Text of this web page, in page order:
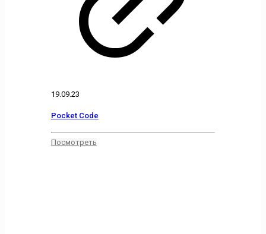
19.09.23
Pocket Code
Посмотреть